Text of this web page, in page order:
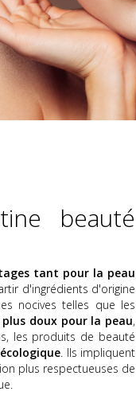
beauté
tant pour la peau
d'ingrédients d'origine
nocives telles que les
plus doux pour la peau,
les produits de beauté
. Ils impliquent
plus respectueuses de